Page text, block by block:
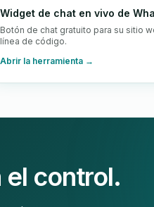
Widget de chat en vivo de
Botón de chat gratuito para su sitio
línea de código.
Abrir la herramienta →
el control.